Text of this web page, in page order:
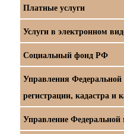
Платные услуги
Услуги в электронном
Социальный фонд РФ
Управления Федеральной
регистрации, кадастра
Управление